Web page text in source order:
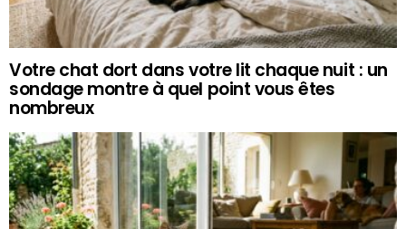
Votre chat dort dans votre lit chaque nuit : un
sondage montre à quel point vous êtes
nombreux